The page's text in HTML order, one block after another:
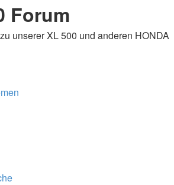
Forum
unserer XL 500 und anderen HONDA